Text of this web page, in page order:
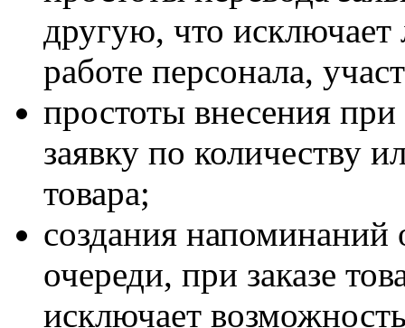
другую, что
работе персонала,
простоты внесения
заявку по количеству
товара;
создания напоминаний
очереди, при заказе
исключает